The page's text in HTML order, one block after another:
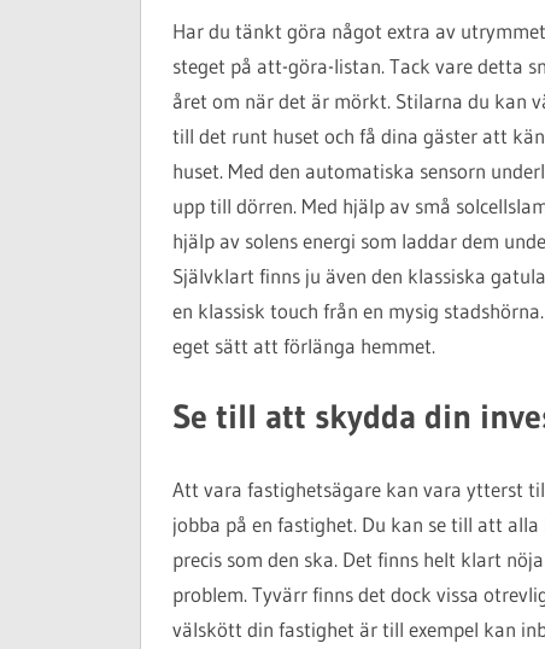
Har du tänkt göra något extra av
steget på att-göra-listan. Tack vare detta
året om när det är mörkt. Stilarna du kan
till det runt huset och få dina gäster att
huset. Med den automatiska sensorn
upp till dörren. Med hjälp av små
hjälp av solens energi som laddar dem
Självklart finns ju även den klassiska
en klassisk touch från en mysig
eget sätt att förlänga hemmet.
Se till att skydda din
Att vara fastighetsägare kan vara ytterst
jobba på en fastighet. Du kan se till att
precis som den ska. Det finns helt klart
problem. Tyvärr finns det dock vissa
välskött din fastighet är till exempel kan